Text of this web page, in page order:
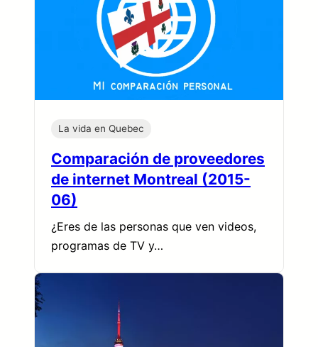
La vida en Quebec
Comparación de proveedores
de internet Montreal (2015-
06)
¿Eres de las personas que ven videos,
programas de TV y…